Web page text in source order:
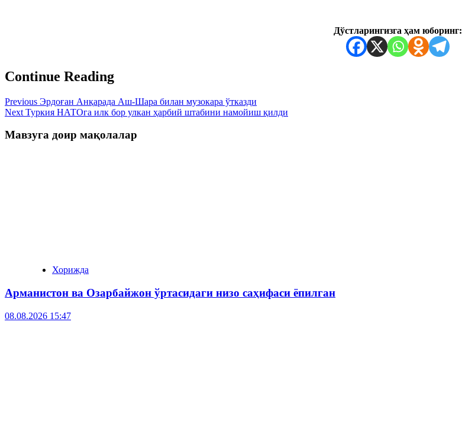
Дўстларингизга ҳам юборинг:
Continue Reading
Previous Эрдоған Анқарада Аш-Шара билан музокара ўтказди
Next Туркия НАТОга илк бор улкан ҳарбий штабини намойиш қилди
Мавзуга доир мақолалар
Хорижда
Арманистон ва Озарбайжон ўртасидаги низо саҳифаси ёпилган
08.08.2026 15:47